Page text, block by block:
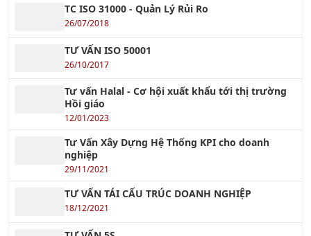
TC ISO 31000 - Quản Lý Rủi Ro
26/07/2018
TƯ VẤN ISO 50001
26/10/2017
Tư vấn Halal - Cơ hội xuất khẩu tới thị trường
Hồi giáo
12/01/2023
Tư Vấn Xây Dựng Hệ Thống KPI cho doanh
nghiệp
29/11/2021
TƯ VẤN TÁI CẤU TRÚC DOANH NGHIỆP
18/12/2021